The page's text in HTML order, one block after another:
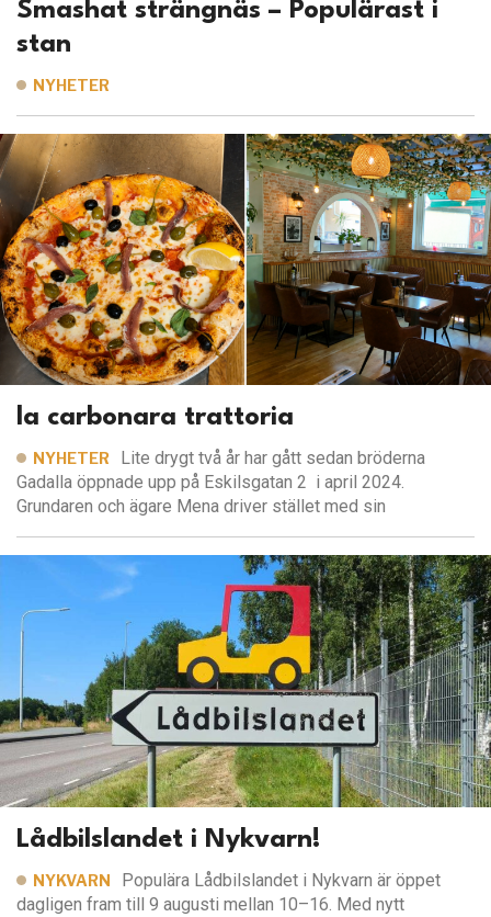
Smashat strängnäs – Populärast i
stan
NYHETER
la carbonara trattoria
NYHETER
Lite drygt två år har gått sedan bröderna
Gadalla öppnade upp på Eskilsgatan 2 i april 2024.
Grundaren och ägare Mena driver stället med sin
Lådbilslandet i Nykvarn!
NYKVARN
Populära Lådbilslandet i Nykvarn är öppet
dagligen fram till 9 augusti mellan 10–16. Med nytt